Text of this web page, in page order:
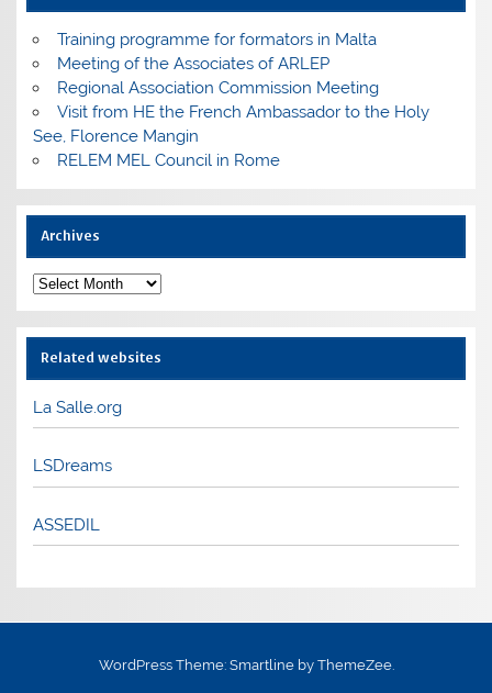
Training programme for formators in Malta
Meeting of the Associates of ARLEP
Regional Association Commission Meeting
Visit from HE the French Ambassador to the Holy
See, Florence Mangin
RELEM MEL Council in Rome
Archives
Archives
Related websites
La Salle.org
LSDreams
ASSEDIL
WordPress Theme: Smartline by ThemeZee.